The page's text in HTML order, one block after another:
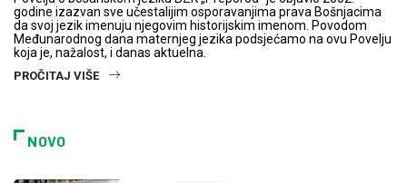
godine izazvan sve učestalijim osporavanjima prava Bošnjacima
da svoj jezik imenuju njegovim historijskim imenom. Povodom
Međunarodnog dana maternjeg jezika podsjećamo na ovu Povelju
koja je, nažalost, i danas aktuelna.
PROČITAJ VIŠE
NOVO